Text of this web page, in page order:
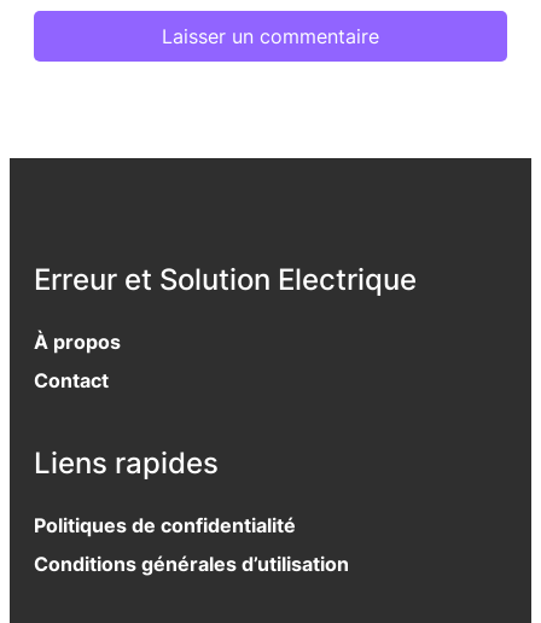
Erreur et Solution Electrique
À propos
Contact
Liens rapides
Politiques de confidentialité
Conditions générales d’utilisation